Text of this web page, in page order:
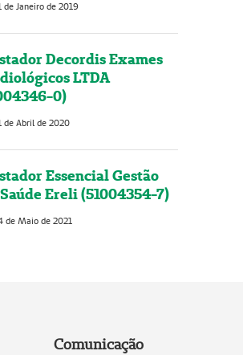
de Janeiro de 2019
Decordis Exames
LTDA
0)
de Abril de 2020
Essencial Gestão
Ereli (51004354-7)
de Maio de 2021
Comunicação